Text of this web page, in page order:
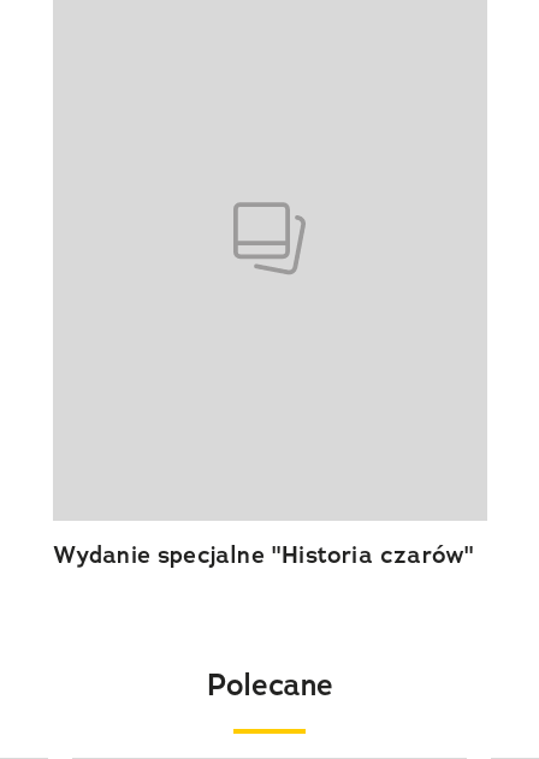
Wydanie specjalne "Historia czarów"
Polecane